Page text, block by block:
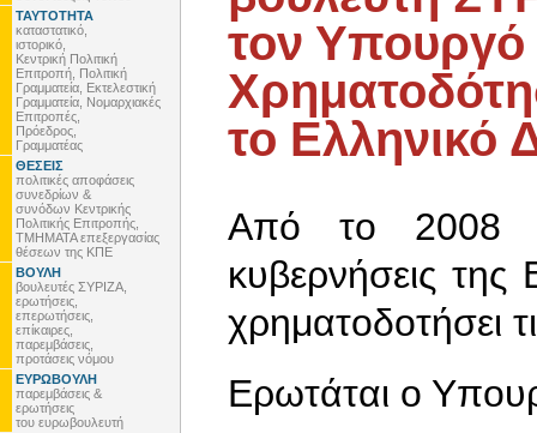
ΤΑΥΤΟΤΗΤΑ
καταστατικό,
ιστορικό,
Κεντρική Πολιτική
Επιτροπή, Πολιτική
Γραμματεία, Εκτελεστική
Γραμματεία, Νομαρχιακές
Επιτροπές,
Πρόεδρος,
Γραμματέας
ΘΕΣΕΙΣ
πολιτικές αποφάσεις
συνεδρίων &
συνόδων Κεντρικής
Πολιτικής Επιτροπής,
ΤΜΗΜΑΤΑ επεξεργασίας
θέσεων της ΚΠΕ
ΒΟΥΛΗ
βουλευτές ΣΥΡΙΖΑ,
ερωτήσεις,
επερωτήσεις,
επίκαιρες,
παρεμβάσεις,
προτάσεις νόμου
ΕΥΡΩΒΟΥΛΗ
παρεμβάσεις &
ερωτήσεις
του ευρωβουλευτή
τον Υπουργό
το Ελληνικό
Από το 2008
κυβερνήσεις
χρηματοδοτήσει
Ερωτάται ο